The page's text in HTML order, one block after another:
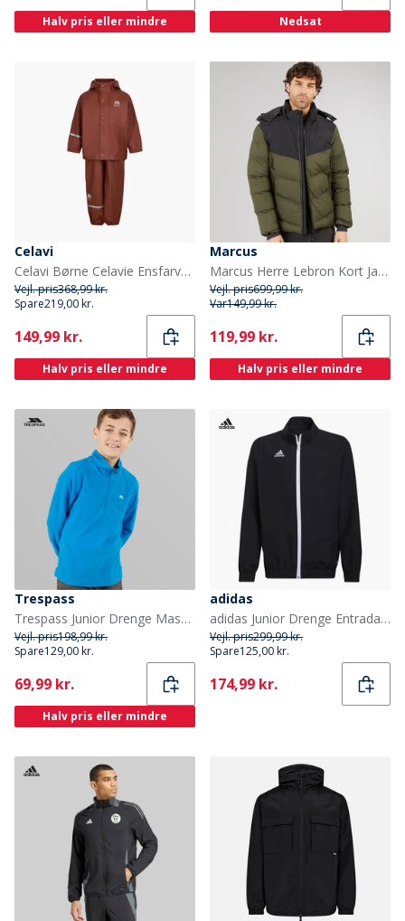
Halv pris eller mindre Nedsat
Celavi
Celavi Børne Celavie Ensfarvet PU Basis Regntøjs Sæt Tortoise Shell
Vejl. pris368,99 kr.
Spare219,00 kr.
Current
149,99 kr.
Halv pris eller mindre
Marcus
Marcus Herre Lebron Kort Jakke Olive Green
Vejl. pris699,99 kr.
Var149,99 kr.
Current
119,99 kr.
Halv pris eller mindre
Trespass
Trespass Junior Drenge Masonville 1/2 Lynlås Mikro Fleece Kobolt
Vejl. pris198,99 kr.
Spare129,00 kr.
Current
69,99 kr.
Halv pris eller mindre
adidas
adidas Junior Drenge Entrada 22 præsentationsjakke Sort
Vejl. pris299,99 kr.
Spare125,00 kr.
Current
174,99 kr.